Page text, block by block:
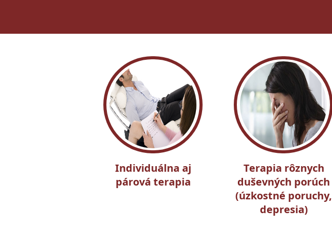
Individuálna aj
párová terapia
Terapia rôznych
duševných porúch
(úzkostné poruchy,
depresia)